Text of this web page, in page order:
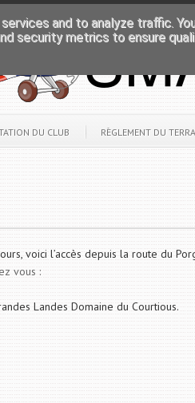
DU CLUB RÈGLEMENT DU
voici l’accès depuis la route du
vous :
Landes Domaine du Courtious.
and to analyze traffic.
security metrics to ensure